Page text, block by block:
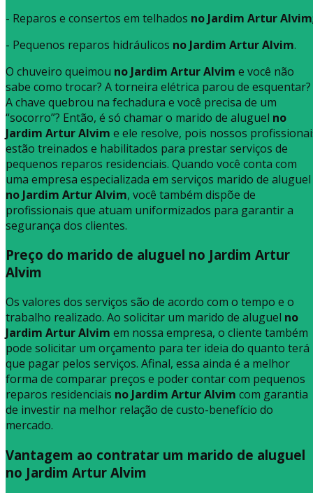
- Reparos e consertos em telhados no Jardim Artur Alvim
- Pequenos reparos hidráulicos no Jardim Artur Alvim.
O chuveiro queimou no Jardim Artur Alvim e você não
sabe como trocar? A torneira elétrica parou de esquentar?
A chave quebrou na fechadura e você precisa de um
“socorro”? Então, é só chamar o marido de aluguel no
Jardim Artur Alvim e ele resolve, pois nossos
estão treinados e habilitados para prestar serviços de
pequenos reparos residenciais. Quando você conta com
uma empresa especializada em serviços marido de aluguel
no Jardim Artur Alvim, você também dispõe de
profissionais que atuam uniformizados para garantir a
segurança dos clientes.
Preço do marido de aluguel no Jardim Artur
Alvim
Os valores dos serviços são de acordo com o tempo e o
trabalho realizado. Ao solicitar um marido de aluguel no
Jardim Artur Alvim em nossa empresa, o cliente também
pode solicitar um orçamento para ter ideia do quanto terá
que pagar pelos serviços. Afinal, essa ainda é a melhor
forma de comparar preços e poder contar com pequenos
reparos residenciais no Jardim Artur Alvim com garantia
de investir na melhor relação de custo-benefício do
mercado.
Vantagem ao contratar um marido de aluguel
no Jardim Artur Alvim